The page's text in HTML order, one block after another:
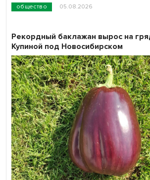
общество 05.08.2026
Рекордный баклажан вырос на
Купиной под Новосибирском